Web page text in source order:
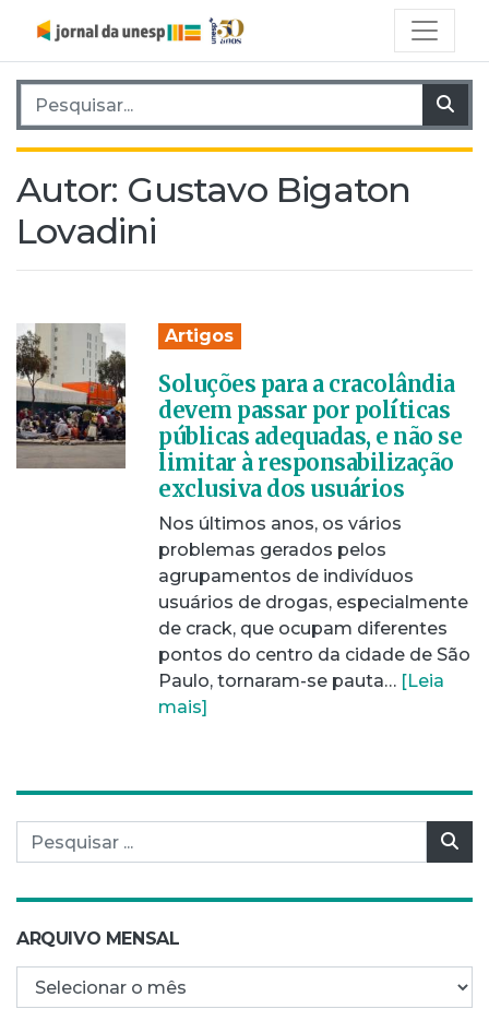
Pesquisar por:
Autor: Gustavo Bigaton
Lovadini
Artigos
Soluções para a cracolândia
devem passar por políticas
públicas adequadas, e não se
limitar à responsabilização
exclusiva dos usuários
Nos últimos anos, os vários
problemas gerados pelos
agrupamentos de indivíduos
usuários de drogas, especialmente
de crack, que ocupam diferentes
pontos do centro da cidade de São
Paulo, tornaram-se pauta… [Leia
mais]
Pesquisar por:
ARQUIVO MENSAL
Arquivo mensal